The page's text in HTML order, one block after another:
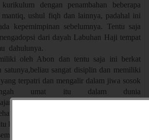
dengan penambahan beberapa
ushul fiqh dan lainnya, padahal ini
kepemimpinan sebelumnya. Tentu saja
dari dayah Labuhan Haji tempat
dahulunya.
oleh Abon dan tentu saja ini berkat
satunya,beliau sangat disiplin dan memiliki
terpatri dan mengalir dalam jiwa sosok
umat itu dalam dunia
ilmu agama). Ini di buktikan walaupun
namun saat berhadapan dengan
hilang entah kemana perginya?
dan keseriusan serta antusiasnya al-